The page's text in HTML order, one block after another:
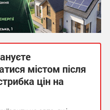
містом після
цін на